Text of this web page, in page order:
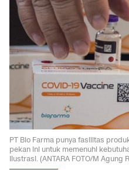
PT Bio Farma punya fasilitas
pekan ini untuk memenuhi
Ilustrasi. (ANTARA FOTO/M Agung